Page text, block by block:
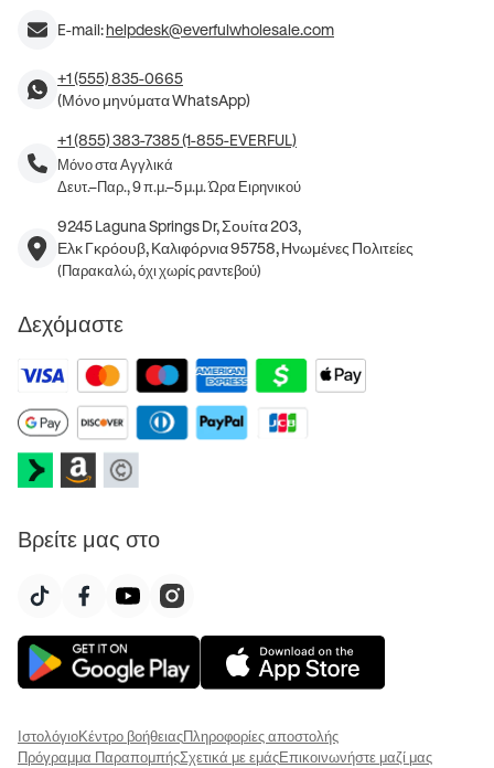
E-mail:helpdesk@everfulwholesale.com
+1 (555) 835-0665
(Μόνο μηνύματα WhatsApp)
+1 (855) 383-7385 (1-855-EVERFUL)
Μόνο στα Αγγλικά
Δευτ.–Παρ., 9 π.μ.–5 μ.μ. Ώρα Ειρηνικού
9245 Laguna Springs Dr, Σουίτα 203,
Ελκ Γκρόουβ, Καλιφόρνια 95758, Ηνωμένες Πολιτείες
(Παρακαλώ, όχι χωρίς ραντεβού)
Δεχόμαστε
Βρείτε μας στο
ΙστολόγιοΚέντρο βοήθειαςΠληροφορίες αποστολής
Πρόγραμμα ΠαραπομπήςΣχετικά με εμάςΕπικοινωνήστε μαζί μας